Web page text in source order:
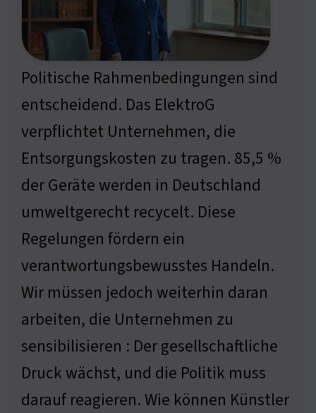
Politische Rahmenbedingungen sind
entscheidend. Das ElektroG
verpflichtet Unternehmen, die
Entsorgungskosten zu tragen. 85,5 %
der Geräte werden in Deutschland
umweltgerecht recycelt. Diese
Regelungen fördern ein
verantwortungsbewusstes Handeln.
Wir müssen jedoch weiterhin daran
arbeiten, die Unternehmen zu
sensibilisieren : Der gesellschaftliche
Druck wächst, und die Politik muss
darauf reagieren. Wie können Künstler